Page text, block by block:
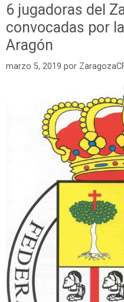
6 jugadoras del
convocadas por
Aragón
marzo 5, 2019 por